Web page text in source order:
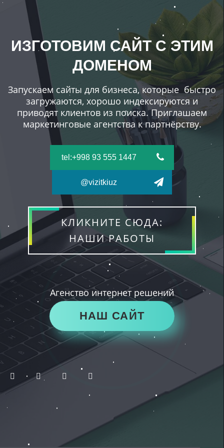
ИЗГОТОВИМ САЙТ С ЭТИМ
ДОМЕНОМ
Запускаем сайты для бизнеса, которые быстро
загружаются, хорошо индексируются и
приводят клиентов из поиска. Приглашаем
маркетинговые агентства к партнёрству.
tel:+998 93 555 1447
@vizitkiuz
КЛИКНИТЕ СЮДА:
НАШИ РАБОТЫ
Агенство интернет решений
НАШ САЙТ